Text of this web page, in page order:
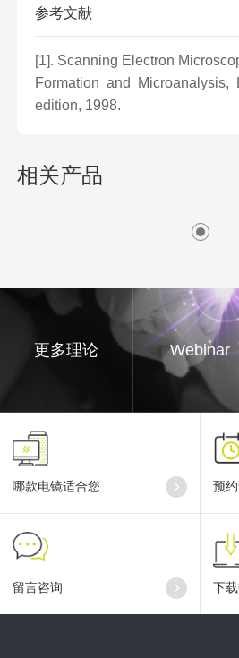
参考文献
[1]. Scanning Electron
Formation and Microanalysis,
edition, 1998.
相关产品
更多理论 Webinar
哪款电镜适合您 预
留言咨询 下